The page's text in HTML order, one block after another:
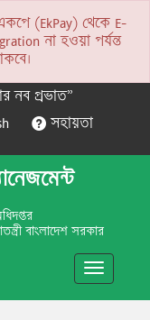
(EkPay) থেকে E-
না হওয়া পর্যন্ত
নব প্রভাত”
সহায়তা
বাংলাদেশ সরকার
Toggle